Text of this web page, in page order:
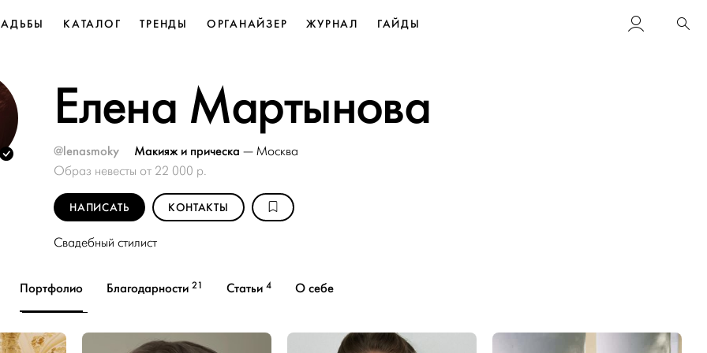
КАТАЛОГ ТРЕНДЫ ОРГАНАЙЗЕР ЖУРНАЛ ГАЙДЫ
Елена Мартынова
@lenasmoky Макияж и прическа—Москва
Образ невесты от 22 000 р.
НАПИСАТЬ КОНТАКТЫ
Свадебный стилист
Портфолио Благодарности 21 Статьи 4 О себе